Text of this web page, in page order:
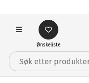
Ønskeliste